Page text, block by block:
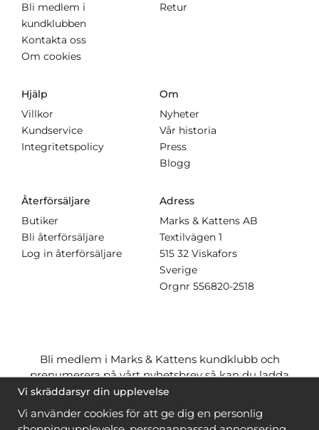
Bli medlem i
kundklubben
Kontakta oss
Om cookies
Retur
Hjälp
Villkor
Kundservice
Integritetspolicy
Om
Nyheter
Vår historia
Press
Blogg
Återförsäljare
Butiker
Bli återförsäljare
Log in återförsäljare
Adress
Marks & Kattens AB
Textilvägen 1
515 32 Viskafors
Sverige
Orgnr 556820-2518
Bli medlem i Marks & Kattens kundklubb och
prenumerera på vårt nyhetsbrev så kan du ladda
ner många mönstergratisoch få många
när du handlar garn till mönstret. Du ser vilka som
ärgratis när du ärinloggad.
Vi skräddarsyr din upplevelse
Vi använder cookies för att ge dig en personlig